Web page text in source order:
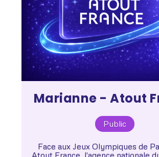
Marianne - Atout
Public
Face aux Jeux Olympiques de
Atout France, l'agence nationale